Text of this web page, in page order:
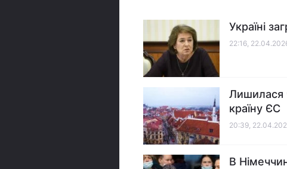
Україні
22:16,
Лишилася
країну ЄС
20:39,
В